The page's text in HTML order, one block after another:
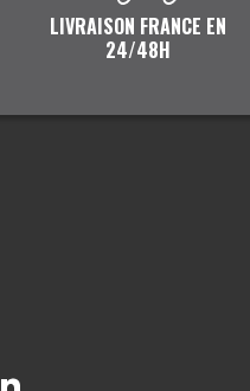
LIVRAISON FRANCE EN
24/48H